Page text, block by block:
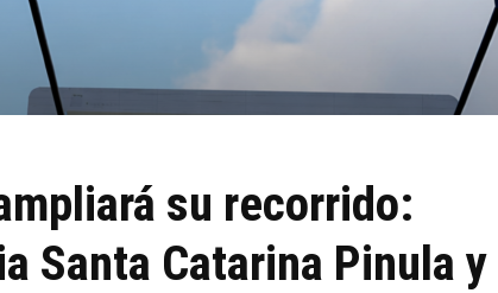
su recorrido:
Santa Catarina Pinula y